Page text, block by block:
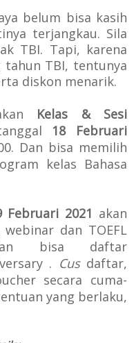
belum bisa kasih
terjangkau. Sila
TBI. Tapi, karena
TBI, tentunya
diskon menarik.
Kelas & Sesi
18 Februari
Dan bisa memilih
kelas Bahasa
Februari 2021 akan
dan TOEFL
bisa daftar
. Cus daftar,
secara cuma-
yang berlaku,